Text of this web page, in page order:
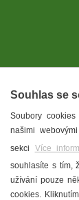
Souhlas se
Soubory
našimi
sekci Více
souhlasíte s tím,
užívání pouze
cookies.